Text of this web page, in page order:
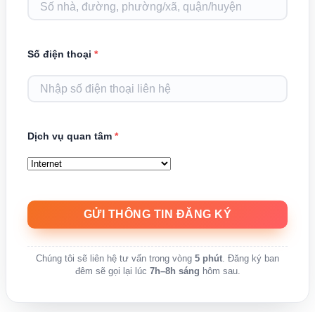
Số điện thoại *
Dịch vụ quan tâm *
Chúng tôi sẽ liên hệ tư vấn trong vòng 5 phút. Đăng ký ban
đêm sẽ gọi lại lúc 7h–8h sáng hôm sau.